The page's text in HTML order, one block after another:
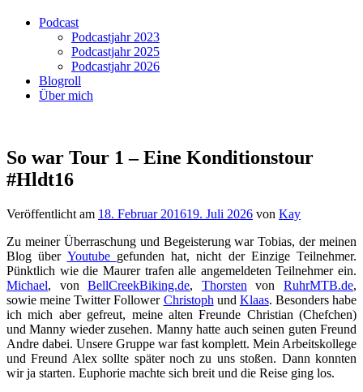
Podcast
Podcastjahr 2023
Podcastjahr 2025
Podcastjahr 2026
Blogroll
Über mich
So war Tour 1 – Eine Konditionstour
#Hldt16
Veröffentlicht am 18. Februar 201619. Juli 2026 von Kay
Zu meiner Überraschung und Begeisterung war Tobias, der meinen
Blog über Youtube gefunden hat, nicht der Einzige Teilnehmer.
Pünktlich wie die Maurer trafen alle angemeldeten Teilnehmer ein.
Michael, vonBellCreekBiking.de, Thorsten vonRuhrMTB.de,
sowie meine Twitter Follower Christoph und Klaas. Besonders habe
ich mich aber gefreut, meine alten Freunde Christian (Chefchen)
und Manny wieder zusehen. Manny hatte auch seinen guten Freund
Andre dabei. Unsere Gruppe war fast komplett. Mein Arbeitskollege
und Freund Alex sollte später noch zu uns stoßen. Dann konnten
wir ja starten. Euphorie machte sich breit und die Reise ging los.